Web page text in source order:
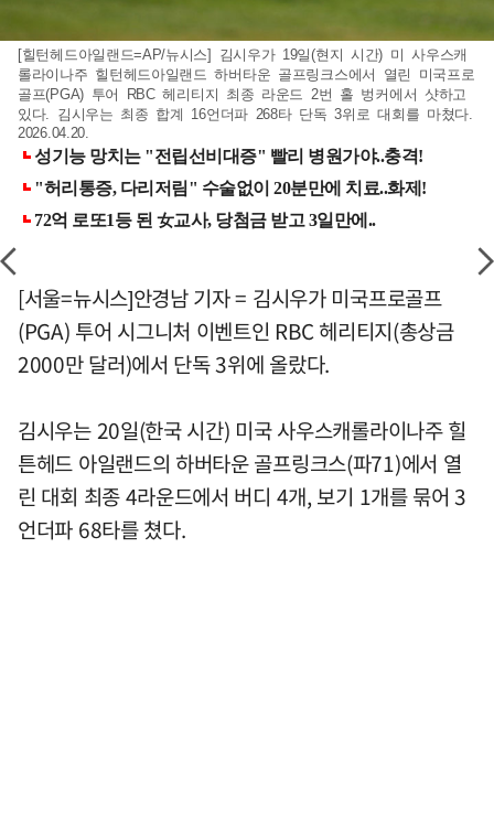
[힐턴헤드아일랜드=AP/뉴시스] 김시우가 19일(현지 시간) 미 사우스캐
롤라이나주 힐턴헤드아일랜드 하버타운 골프링크스에서 열린 미국프로
골프(PGA) 투어 RBC 헤리티지 최종 라운드 2번 홀 벙커에서 샷하고
있다. 김시우는 최종 합계 16언더파 268타 단독 3위로 대회를 마쳤다.
2026.04.20.
[서울=뉴시스]안경남 기자 = 김시우가 미국프로골프
(PGA) 투어 시그니처 이벤트인 RBC 헤리티지(총상금
2000만 달러)에서 단독 3위에 올랐다.
김시우는 20일(한국 시간) 미국 사우스캐롤라이나주 힐
튼헤드 아일랜드의 하버타운 골프링크스(파71)에서 열
린 대회 최종 4라운드에서 버디 4개, 보기 1개를 묶어 3
언더파 68타를 쳤다.